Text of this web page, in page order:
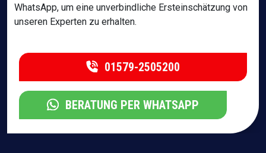
WhatsApp, um eine unverbindliche Ersteinschätzung von
unseren Experten zu erhalten.
01579-2505200
BERATUNG PER WHATSAPP